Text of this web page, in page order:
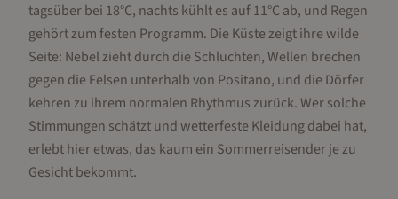
tagsüber bei 18°C, nachts kühlt es auf 11°C ab, und Regen
gehört zum festen Programm. Die Küste zeigt ihre wilde
Seite: Nebel zieht durch die Schluchten, Wellen brechen
gegen die Felsen unterhalb von Positano, und die Dörfer
kehren zu ihrem normalen Rhythmus zurück. Wer solche
Stimmungen schätzt und wetterfeste Kleidung dabei hat,
erlebt hier etwas, das kaum ein Sommerreisender je zu
Gesicht bekommt.